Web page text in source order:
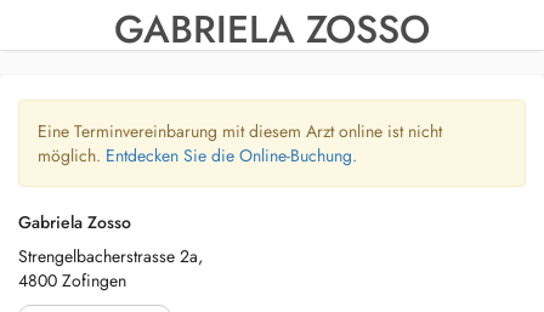
GABRIELA ZOSSO
Eine Terminvereinbarung mit diesem Arzt online ist nicht
möglich. Entdecken Sie die Online-Buchung.
Gabriela Zosso
Strengelbacherstrasse 2a,
4800 Zofingen